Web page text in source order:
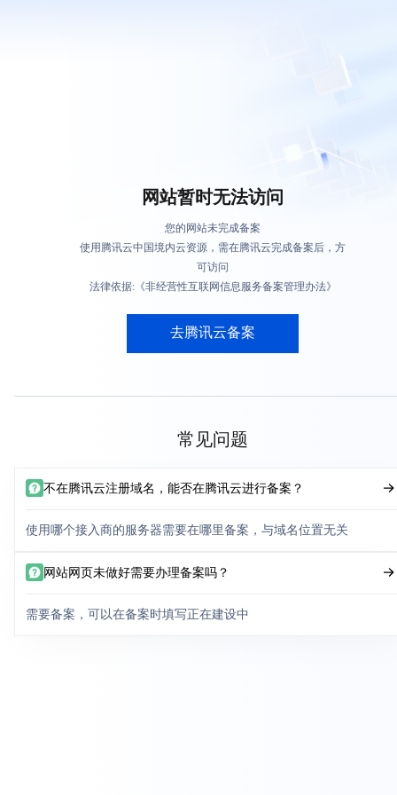
网站暂时无法访问
您的网站未完成备案
使用腾讯云中国境内云资源，需在腾讯云完成备案后，方
可访问
法律依据:《非经营性互联网信息服务备案管理办法》
去腾讯云备案
常见问题
不在腾讯云注册域名，能否在腾讯云进行备案？
使用哪个接入商的服务器需要在哪里备案，与域名位置无关
网站网页未做好需要办理备案吗？
需要备案，可以在备案时填写正在建设中